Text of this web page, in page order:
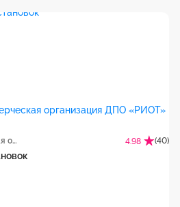
Автономная некоммерческая организация ДПО «РИОТ» 4.98 (40)